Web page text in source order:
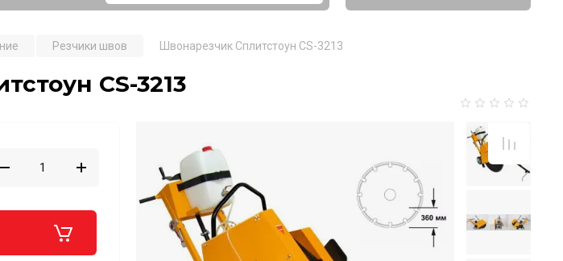
Резчики швов Швонарезчик Сплитстоун CS-3213
CS-3213